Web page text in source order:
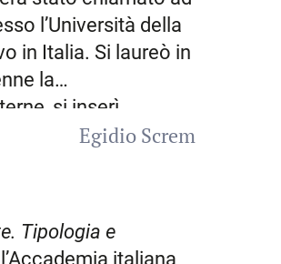
l’Università della
in Italia. Si laureò in
la
si inserì
. Nel 1938 fu
della foresta
Egidio Screm
Tipologia e
italiana